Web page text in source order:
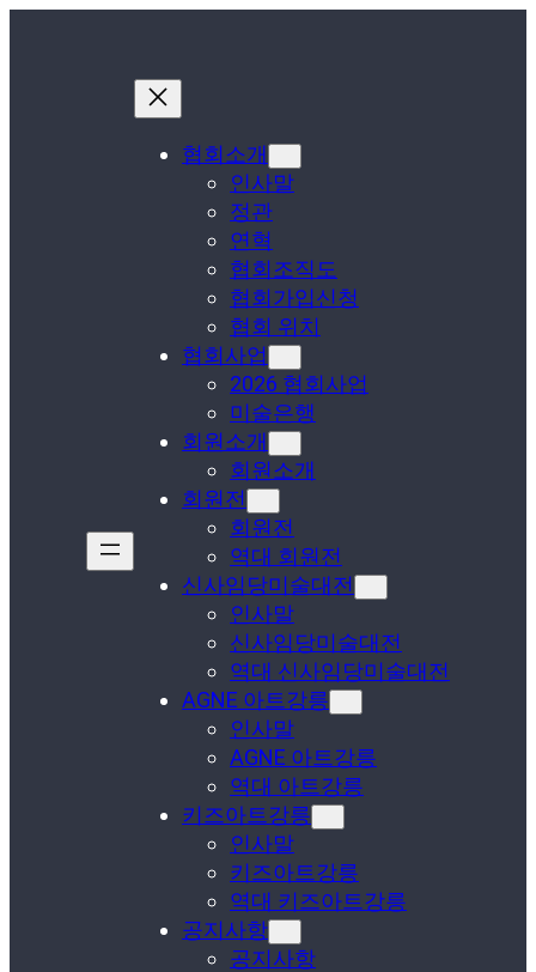
협회소개
인사말
정관
연혁
협회조직도
협회가입신청
협회 위치
협회사업
2026 협회사업
미술은행
회원소개
회원소개
회원전
회원전
역대 회원전
신사임당미술대전
인사말
신사임당미술대전
역대 신사임당미술대전
AGNE 아트강릉
인사말
AGNE 아트강릉
역대 아트강릉
키즈아트강릉
인사말
키즈아트강릉
역대 키즈아트강릉
공지사항
공지사항